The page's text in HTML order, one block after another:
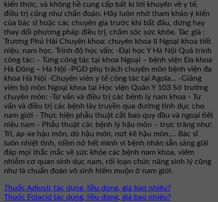
kiến thức, và không hề cung cấp bất kì lời khuyên về y tế,
điều trị cũng như chẩn đoán. Hãy luôn nhớ tham khảo ý kiến
của bác sĩ hoặc các chuyên gia trước khi bắt đầu, dừng hay
thay đổi phương pháp điều trị, chăm sóc sức khỏe. Tác giả :
Trương Phú Hải Chuyên khoa: chuyên khoa II Ngoại khoa tiết
niệu, nam học. Trình độ học vấn: -Đại học Y Hà Nội Quá trình
công tác: - Từng công tác tại khoa Ngoại – bệnh viện Đa khoa
Hà Đông – Hà Nội -PGĐ phụ trách chuyên môn bệnh viện đa
khoa Hà Nội -Chuyên viên y tế công tác tại Agola... -Giảng
viên bộ môn Ngoại khoa tại Học viện Quân Y 103 Sở trưởng
chuyên môn: -Tư vấn và điều trị các bệnh lý nam khoa - Tư
vấn và điều trị các bệnh lây truyền qua đường tình dục cho
nam giới - Thực hiện phẫu thuật cắt bao quy đầu và ngoại tiết
niệu nam - Phẫu thuật các bệnh lý hậu môn – trực tràng như:
Trĩ, áp-xe hậu môn, dò hậu môn, nứt kẽ hậu môn,... Bác sĩ
luôn nhiệt tình, niềm nở hết mình vì bệnh nhân sẵn sàng giải
đáp mọi thắc mắc về sức khỏe các bệnh nam khoa, viêm
nhiễm cơ quan sinh dục nam, rối loạn chức năng sinh lý cũng
như là chuẩn đoán vô sinh hiếm muộn ở nam giới.
Thuốc Adiovir tác dụng, liều dùng, giá bao nhiêu?
Thuốc Folacid tác dụng, liều dùng, giá bao nhiêu?